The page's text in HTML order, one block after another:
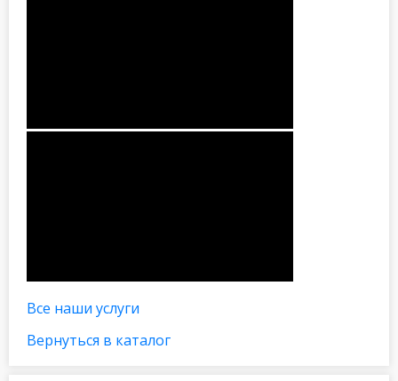
Все наши услуги
Вернуться в каталог